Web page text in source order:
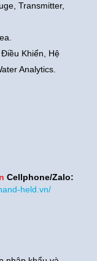
Transmitter,
Khiển, Hệ
Analytics.
Cellphone/Zalo:
held.vn/